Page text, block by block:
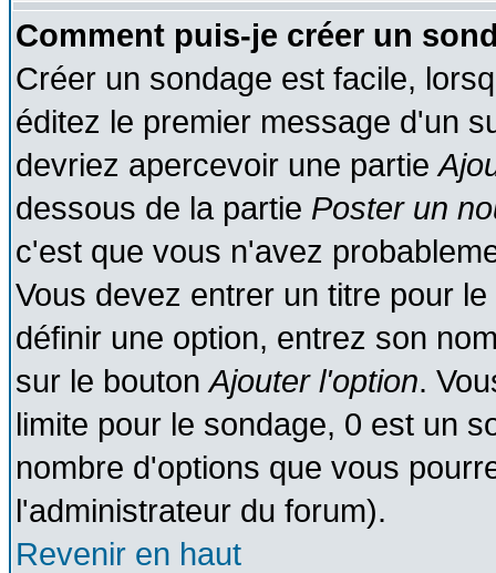
Comment puis-je créer un
Créer un sondage est facile,
éditez le premier message d'un
devriez apercevoir une partie
dessous de la partie Poster un
c'est que vous n'avez
Vous devez entrer un titre pour
définir une option, entrez son
sur le boutonAjouter l'option.
limite pour le sondage, 0 est un
nombre d'options que vous
l'administrateur du forum).
Revenir en haut